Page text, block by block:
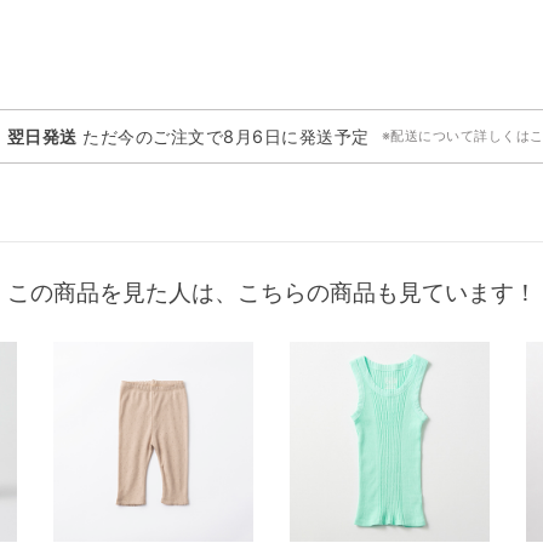
翌日発送 ただ今のご注文で8月6日に発送予定 ※配送について詳しくは
この商品を見た人は、こちらの商品も見ています！